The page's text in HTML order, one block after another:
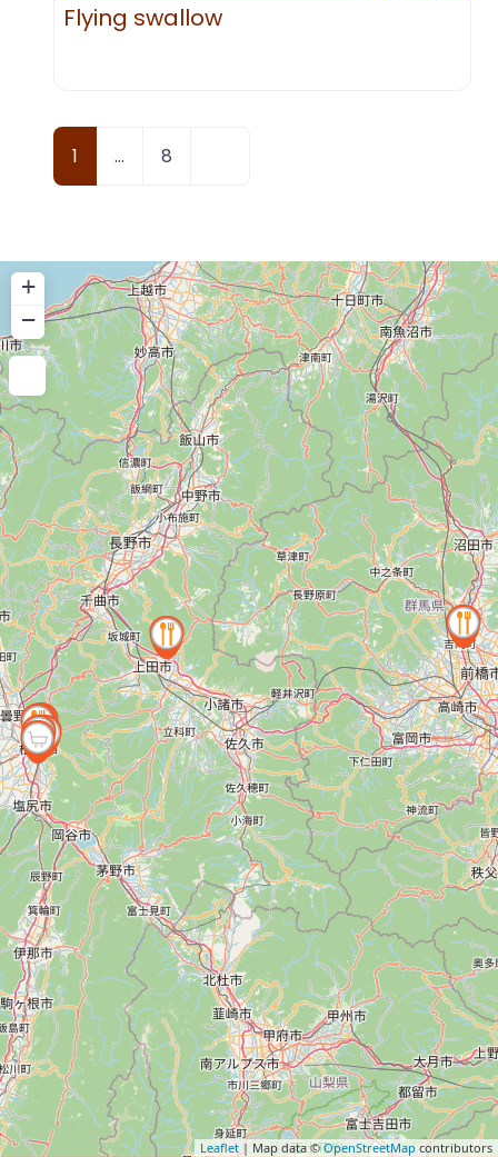
Flying swallow
Posts
navigation
1 … 8
+
−
Leaflet | Map data ©OpenStreetMapcontributors